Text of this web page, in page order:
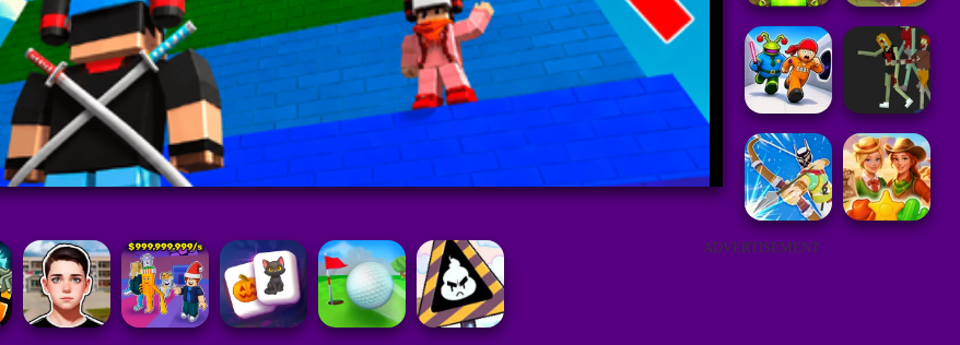
ADVERTISEMENT